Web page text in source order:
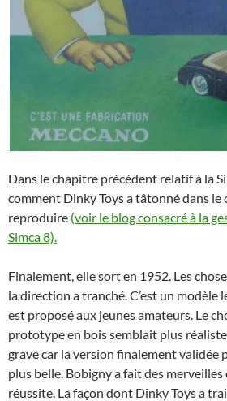
Dans le chapitre précédent relatif à la
comment Dinky Toys a tâtonné dans le
reproduire (voir le blog consacré à la
Simca 8).
Finalement, elle sort en 1952. Les
la direction a tranché. C’est un modèle
est proposé aux jeunes amateurs. Le
prototype en bois semblait plus
grave car la version finalement validée
plus belle. Bobigny a fait des merveilles
réussite. La façon dont Dinky Toys a